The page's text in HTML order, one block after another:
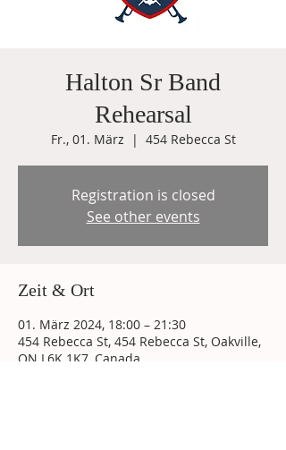
Halton Sr Band
Rehearsal
Fr., 01. März
  |
454 Rebecca St
Registration is closed
See other events
Zeit & Ort
01. März 2024, 18:00 – 21:30
454 Rebecca St, 454 Rebecca St, Oakville,
ON L6K 1K7, Canada